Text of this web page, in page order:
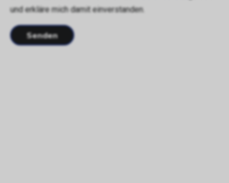
und erkläre mich damit einverstanden.